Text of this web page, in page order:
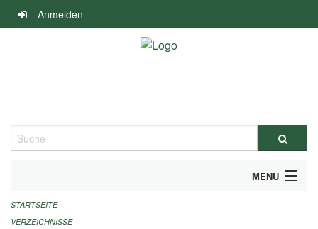
Navigation
überspringen
Anmelden
Suche
MENU
ALLGEMEINE INFORMATIONEN
STARTSEITE
VERZEICHNISSE